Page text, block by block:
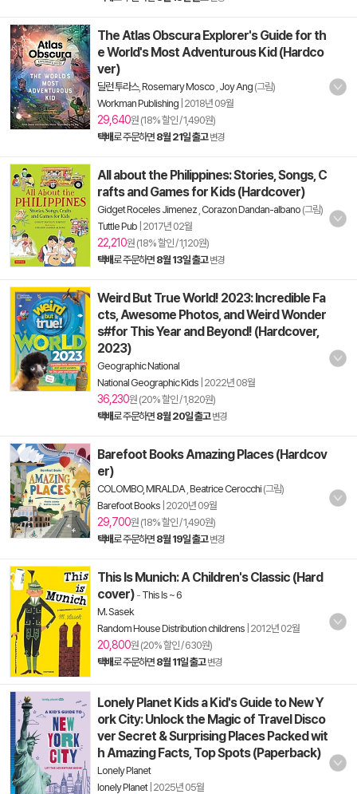
The Atlas Obscura Explorer's Guide for th
e World's Most Adventurous Kid (Hardco
ver)
딜런 투라스, Rosemary Mosco Joy Ang (그림)
Workman Publishing 2018년 09월
29,640원 (18% 할인 / 1,490원)
택배로 주문하면 8월 21일 출고 변경
All about the Philippines: Stories, Songs, C
rafts and Games for Kids (Hardcover)
Gidget Roceles Jimenez Corazon Dandan-albano (그림)
Tuttle Pub 2017년 02월
22,210원 (18% 할인 / 1,120원)
택배로 주문하면 8월 13일 출고 변경
Weird But True World! 2023: Incredible Fa
cts, Awesome Photos, and Weird Wonder
s#for This Year and Beyond! (Hardcover,
2023)
Geographic National
National Geographic Kids 2022년 08월
36,230원 (20% 할인 / 1,820원)
택배로 주문하면 8월 20일 출고 변경
Barefoot Books Amazing Places (Hardcov
er)
COLOMBO, MIRALDA, Beatrice Cerocchi (그림)
Barefoot Books 2020년 09월
29,700원 (18% 할인 / 1,490원)
택배로 주문하면 8월 19일 출고 변경
This Is Munich: A Children's Classic (Hard
cover) - This Is ~ 6
M. Sasek
Random House Distribution childrens 2012년 02월
20,800원 (20% 할인 / 630원)
택배로 주문하면 8월 11일 출고 변경
Lonely Planet Kids a Kid's Guide to New Y
ork City: Unlock the Magic of Travel Disco
ver Secret & Surprising Places Packed wit
h Amazing Facts, Top Spots (Paperback)
Lonely Planet
lonely Planet| 2025년 05월